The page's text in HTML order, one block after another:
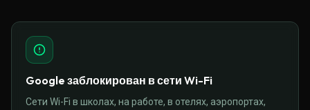
Google заблокирован в сети Wi-Fi
Сети Wi-Fi в школах, на работе, в отелях, аэропортах,